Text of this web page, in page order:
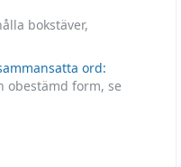
bokstäver,
ord:
obestämd form, se